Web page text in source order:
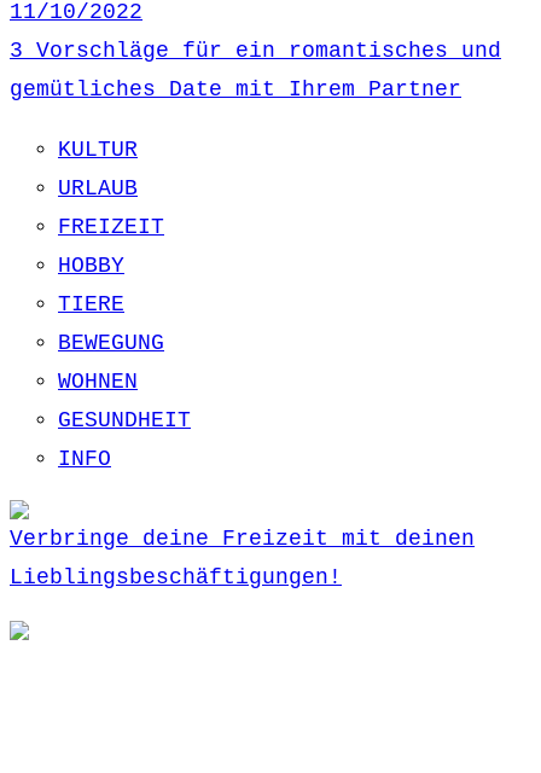
11/10/2022
3 Vorschläge für ein romantisches und
gemütliches Date mit Ihrem Partner
KULTUR
URLAUB
FREIZEIT
HOBBY
TIERE
BEWEGUNG
WOHNEN
GESUNDHEIT
INFO
Verbringe deine Freizeit mit deinen
Lieblingsbeschäftigungen!